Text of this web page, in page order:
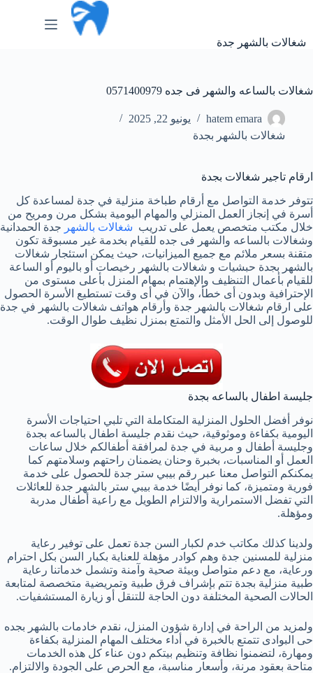
شغالات بالشهر جدة
شغالات بالساعه والشهر فى جده 0571400979
hatem emara
يونيو 22, 2025
شغالات بالشهر بجدة
ارقام تاجير شغالات بجدة
تتوفر خدمة التواصل مع أرقام طباخة منزلية في جدة لمساعدة كل
أسرة في إنجاز العمل المنزلي والمهام اليومية بشكل مرن ومريح من
خلال مكتب متخصص يعمل على تدريب شغالات بالشهر جدة الحمدانية
وشغالات بالساعه والشهر فى جده للقيام بخدمة غير مسبوقة تكون
متقنة بسعر ملائم مع جميع الميزانيات، حيث يمكن استئجار شغالات
بالشهر بجدة حبشيات و شغالات بالشهر رخيصات أو باليوم أو الساعة
للقيام بأعمال التنظيف والإهتمام بمهام المنزل بأعلى مستوى من
الإحترافية وبدون أى خطأ، والآن في أى وقت تستطيع الأسرة الحصول
على ارقام شغالات بالشهر جدة وأرقام هواتف شغالات بالشهر في جدة
للوصول إلى الحل الأمثل والتمتع بمنزل نظيف طوال الوقت.
جليسة اطفال بالساعه بجدة
نوفر أفضل الحلول المنزلية المتكاملة التي تلبي احتياجات الأسرة
اليومية بكفاءة وموثوقية، حيث نقدم جليسة اطفال بالساعه بجدة
وجليسة أطفال و مربية في جدة لمرافقة أطفالكم خلال ساعات
العمل أو المناسبات، بخبرة وحنان يضمنان راحتهم وسلامتهم كما
يمكنكم التواصل معنا عبر رقم بيبي ستر جدة للحصول على خدمة
فورية ومتميزة، كما نوفر أيضًا خدمة بيبي ستر بالشهر جدة للعائلات
التي تفضل الاستمرارية والالتزام الطويل مع راعية أطفال مدربة
ومؤهلة.
ولدينا كذلك مكاتب خدم لكبار السن جدة تعمل على توفير رعاية
منزلية للمسنين جدة وهم كوادر مؤهلة للعناية بكبار السن بكل احترام
ورعاية، مع دعم متواصل وبيئة صحية وآمنة وتشمل خدماتنا رعاية
طبية منزلية بجدة تتم بإشراف فرق طبية وتمريضية متخصصة لمتابعة
الحالات الصحية المختلفة دون الحاجة للتنقل أو زيارة المستشفيات.
ولمزيد من الراحة في إدارة شؤون المنزل، نقدم خادمات بالشهر بجده
حى البوادى تتمتع بالخبرة في أداء مختلف المهام المنزلية بكفاءة
ومهارة، لتضمنوا نظافة وتنظيم بيتكم دون عناء كل هذه الخدمات
متاحة بعقود مرنة، وأسعار مناسبة، مع الحرص على الجودة والالتزام.